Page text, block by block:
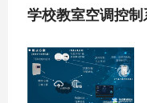
学校教室空调控